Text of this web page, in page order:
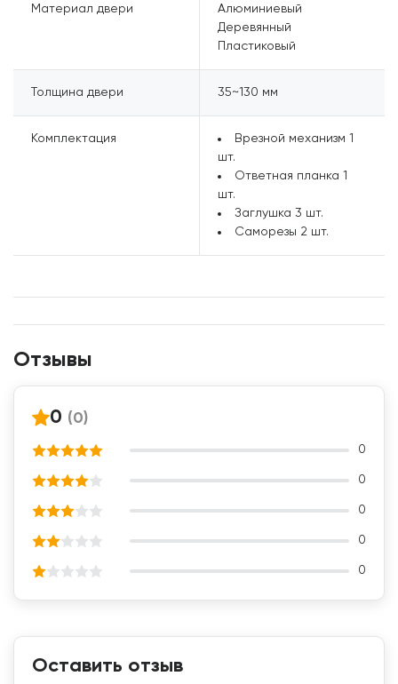
Материал двери
Алюминиевый
Деревянный
Пластиковый
Толщина двери 35~130 мм
Комплектация Врезной механизм 1
шт.
Ответная планка 1
шт.
Заглушка 3 шт.
Саморезы 2 шт.
Отзывы
0 (0)
0
0
0
0
0
Оставить отзыв